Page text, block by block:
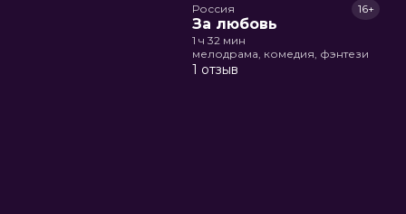
Россия
За любовь
16+
1 ч 32 мин
мелодрама, комедия, фэнтези
1 отзыв